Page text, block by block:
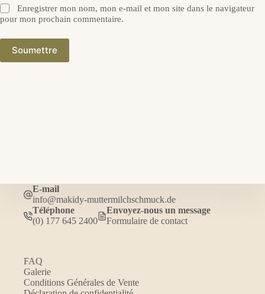
Enregistrer mon nom, mon e-mail et mon site dans le navigateur
pour mon prochain commentaire.
Soumettre
E-mail
info@makidy-muttermilchschmuck.de
Téléphone
(0) 177 645 2400
Envoyez-nous un message
Formulaire de contact
FAQ
Galerie
Conditions Générales de Vente